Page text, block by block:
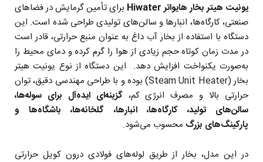
یونیت هیتر بخار هایواتر Hiwater
برای تأمین گرمایش در فضاهای
صنعتی، کارگاه‌ها، انبارها و سالن‌های تولیدی طراحی شده است. این
دستگاه با استفاده از بخار آب داغ به عنوان منبع حرارتی، قادر است
در مدت زمان کوتاه حجم زیادی از هوا را گرم کرده و دمای محیط را
به‌صورت یکنواخت افزایش دهد. این دستگاه از نوع یونیت هیتر
بخار (Steam Unit Heater) بوده و با طراحی مهندسی دقیق، توان
حرارتی بالا و مصرف انرژی کم،گزینه‌ای ایده‌آل برای سوله‌ها،
سالن‌های تولید، کارگاه‌ها، انبارها، گلخانه‌ها، باشگاه‌ها و
پارکینگ‌های بزرگ محسوب می‌شود.
در این مدل، بخار از طریق لوله‌های فولادی درون کویل حرارتی